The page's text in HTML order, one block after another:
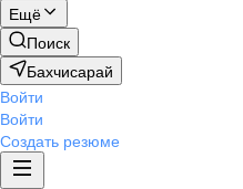
Ещё
Поиск
Бахчисарай
Войти
Войти
Создать резюме